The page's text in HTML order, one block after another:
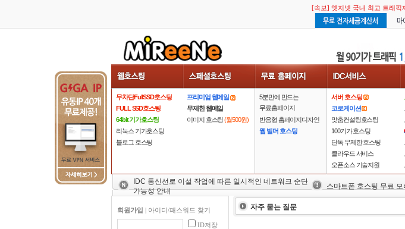
[속보] 엣지넷 국내 최고 트래픽
[속보] 엣지넷 국내 최고 트래픽
무차단FullSSD호스팅
FULL SSD호스팅
64bit 기가호스팅
리눅스 기가호스팅
블로그 호스팅
프리미엄 웹메일
무제한 웹메일
이미지 호스팅(월500원)
5분만에 만드는
무료홈페이지
반응형 홈페이지디자인
웹 빌더 호스팅
서버 호스팅
코로케이션
맞춤컨설팅호스팅
100기가 호스팅
단독 무제한 호스팅
클라우드 서비스
오픈소스 기술지원
IDC 통신선로 이설 작업에 따른 일시적인 네트워크 순단
가능성 안내
스마트폰 호스팅 무료
회원가입 | 아이디/패스워드 찾기
ID저장
자주 묻는 질문